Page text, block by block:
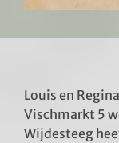
Louis en
Vischmarkt 5
Wijdesteeg